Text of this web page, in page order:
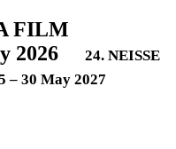
FILM
2026
24. NEISSE
– 30 May 2027